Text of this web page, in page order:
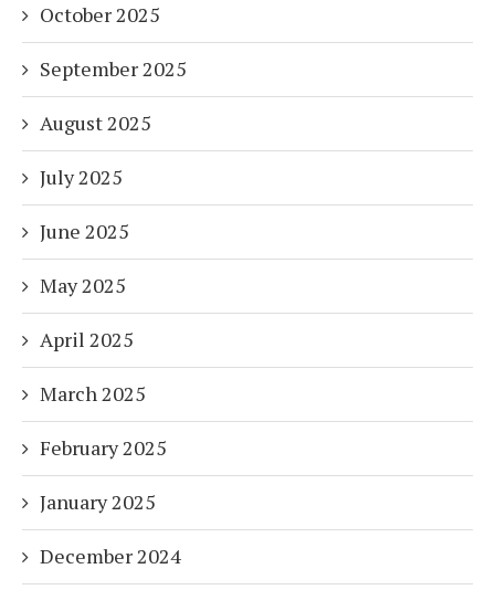
October 2025
September 2025
August 2025
July 2025
June 2025
May 2025
April 2025
March 2025
February 2025
January 2025
December 2024